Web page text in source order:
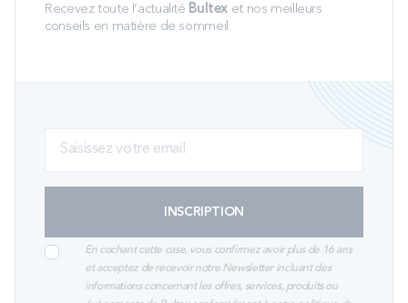
Recevez toute l’actualité Bultex et nos meilleurs
conseils en matière de sommeil.
INSCRIPTION
En cochant cette case, vous confirmez avoir plus de 16 ans
et acceptez de recevoir notre Newsletter incluant des
informations concernant les offres, services, produits ou